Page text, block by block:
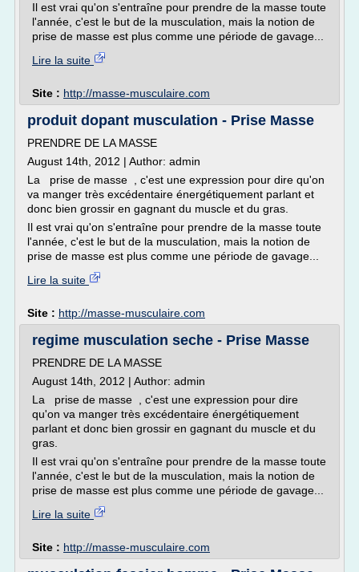
Il est vrai qu'on s'entraîne pour prendre de la masse toute
l'année, c'est le but de la musculation, mais la notion de
prise de masse est plus comme une période de gavage...
Lire la suite
Site : http://masse-musculaire.com
produit dopant musculation - Prise Masse
PRENDRE DE LA MASSE
August 14th, 2012 | Author: admin
La prise de masse , c'est une expression pour dire qu'on
va manger très excédentaire énergétiquement parlant et
donc bien grossir en gagnant du muscle et du gras.
Il est vrai qu'on s'entraîne pour prendre de la masse toute
l'année, c'est le but de la musculation, mais la notion de
prise de masse est plus comme une période de gavage...
Lire la suite
Site : http://masse-musculaire.com
regime musculation seche - Prise Masse
PRENDRE DE LA MASSE
August 14th, 2012 | Author: admin
La prise de masse , c'est une expression pour dire
qu'on va manger très excédentaire énergétiquement
parlant et donc bien grossir en gagnant du muscle et du
gras.
Il est vrai qu'on s'entraîne pour prendre de la masse toute
l'année, c'est le but de la musculation, mais la notion de
prise de masse est plus comme une période de gavage...
Lire la suite
Site : http://masse-musculaire.com